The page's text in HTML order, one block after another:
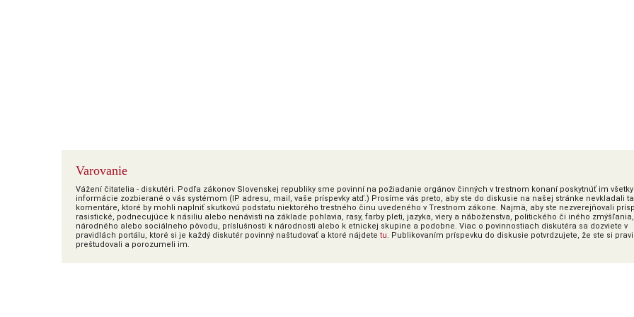
Varovanie
Vážení čitatelia - diskutéri. Podľa zákonov Slovenskej republiky sme povinní na požiadanie orgánov činných v trestnom konaní poskytnúť im všetky
informácie zozbierané o vás systémom (IP adresu, mail, vaše príspevky atď.) Prosíme vás preto, aby ste do diskusie na našej stránke nevkladali
komentáre, ktoré by mohli naplniť skutkovú podstatu niektorého trestného činu uvedeného v Trestnom zákone. Najmä, aby ste nezverejňovali
rasistické, podnecujúce k násiliu alebo nenávisti na základe pohlavia, rasy, farby pleti, jazyka, viery a náboženstva, politického či iného zmýšľania,
národného alebo sociálneho pôvodu, príslušnosti k národnosti alebo k etnickej skupine a podobne. Viac o povinnostiach diskutéra sa dozviete v
pravidlách portálu, ktoré si je každý diskutér povinný naštudovať a ktoré nájdete tu. Publikovaním príspevku do diskusie potvrdzujete, že ste si
preštudovali a porozumeli im.